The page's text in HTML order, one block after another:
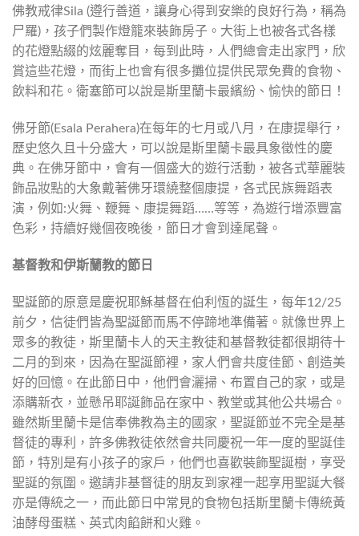
佛教戒律Sila (遵行善道，讓身心得到安樂的良好行為，稱為
尸羅)，孩子們製作燈籠來裝飾房子。大街上也被各式各樣
的花燈點綴的炫麗奪目，每到此時，人們總會走出家門，欣
賞這些花燈，而街上也會有很多攤位提供民眾免費的食物、
飲料和花。衛塞節可以說是斯里蘭卡最繽紛、愉快的節日！
佛牙節(Esala Perahera)在每年的七月或八月，在康提舉行，
歷史悠久且十分盛大，可以說是斯里蘭卡最具象徵性的慶
典。在佛牙節中，會有一個盛大的遊行活動，被各式華麗裝
飾品妝點的大象戴著佛牙環繞整個康提，各式民族舞蹈表
演，例如:火舞、鞭舞、康提舞蹈……等等，為遊行增添豐富
色彩，持續好幾個夜晚後，節日才會到達尾聲。
基督教和伊斯蘭教的節日
聖誕節的原意是慶祝耶穌基督在伯利恆的誕生，每年12/25
前夕，信徒們皆為聖誕節而馬不停蹄地準備著。就像世界上
眾多的教徒，斯里蘭卡人的天主教徒和基督教徒都很期待十
二月的到來，因為在聖誕節裡，家人們會共度佳節、創造美
好的回憶。在此節日中，他們會灑掃、布置自己的家，或是
添購新衣，並懸吊耶誕飾品在家中、教堂或其他公共場合。
雖然斯里蘭卡是信奉佛教為主的國家，聖誕節並不完全是基
督徒的專利，許多佛教徒依然會共同慶祝一年一度的聖誕佳
節，特別是有小孩子的家戶，他們也喜歡裝飾聖誕樹，享受
聖誕的氛圍。邀請非基督徒的朋友到家裡一起享用聖誕大餐
亦是傳統之一，而此節日中常見的食物包括斯里蘭卡傳統黃
油酵母蛋糕、英式肉餡餅和火雞。